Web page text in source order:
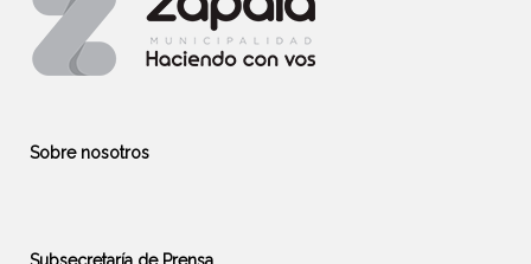
Sobre nosotros
Subsecretaría de Prensa